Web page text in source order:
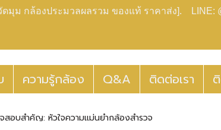
มุม กล้องประมวลผลรวม ของแท้ ราคาส่ง]. LINE:
ความรู้กล้อง Q&A ติดต่อเรา
สอบสำคัญ: หัวใจความแม่นยำกล้องสำรวจ